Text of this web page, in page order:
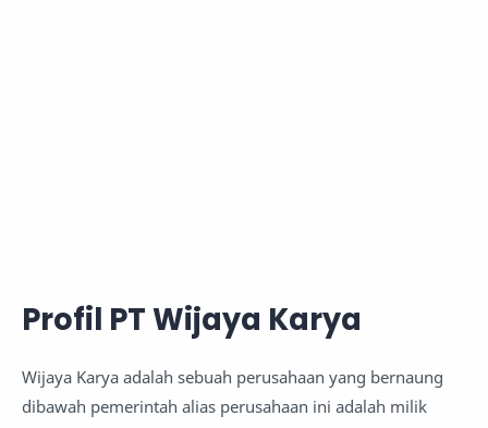
Profil PT Wijaya Karya
Wijaya Karya adalah sebuah perusahaan yang bernaung
dibawah pemerintah alias perusahaan ini adalah milik